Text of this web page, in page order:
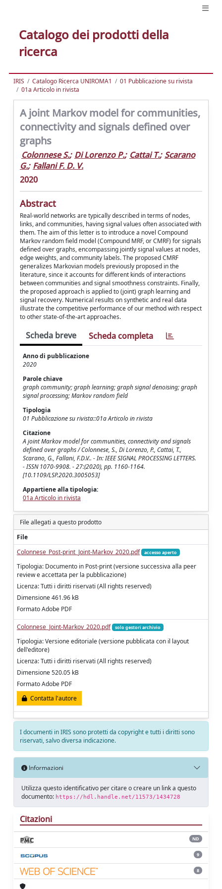
Catalogo dei prodotti della
ricerca
IRIS Catalogo Ricerca UNIROMA1
01 Pubblicazione su rivista
01a Articolo in rivista
A joint Markov model for communities,
connectivity and signals defined over
graphs
Colonnese S.; Di Lorenzo P.; Cattai T.; Scarano
G.; Fallani F. D. V.
2020
Abstract
Real-world networks are typically described in terms of nodes,
links, and communities, having signal values often associated with
them. The aim of this letter is to introduce a novel Compound
Markov random field model (Compound MRF, or CMRF) for signals
defined over graphs, encompassing jointly signal values at nodes,
edge weights, and community labels. The proposed CMRF
generalizes Markovian models previously proposed in the
literature, since it accounts for different kinds of interactions
between communities and signal smoothness constraints. Finally,
the proposed approach is applied to (joint) graph learning and
signal recovery. Numerical results on synthetic and real data
illustrate the competitive performance of our method with respect
to other state-of-the-art approaches.
Scheda breve Scheda completa
Anno di pubblicazione
2020
Parole chiave
graph community; graph learning; graph signal denoising; graph
signal processing; Markov random field
Tipologia
01 Pubblicazione su rivista::01a Articolo in rivista
Citazione
A joint Markov model for communities, connectivity and signals
defined over graphs / Colonnese, S., Di Lorenzo, P., Cattai, T.,
Scarano, G., Fallani, F.D.V.. - In: IEEE SIGNAL PROCESSING LETTERS.
- ISSN 1070-9908. - 27:(2020), pp. 1160-1164.
[10.1109/LSP.2020.3005053]
Appartiene alla tipologia:
01a Articolo in rivista
File allegati a questo prodotto
File
Colonnese_Post-print_Joint-Markov_2020.pdf
accesso aperto
Tipologia: Documento in Post-print (versione successiva alla peer
review e accettata per la pubblicazione)
Licenza: Tutti i diritti riservati (All rights reserved)
Dimensione 461.96 kB
Formato Adobe PDF
Colonnese_Joint-Markov_2020.pdf solo gestori archivio
Tipologia: Versione editoriale (versione pubblicata con il layout
dell'editore)
Licenza: Tutti i diritti riservati (All rights reserved)
Dimensione 520.05 kB
Formato Adobe PDF
Contatta l'autore
I documenti in IRIS sono protetti da copyright e tutti i diritti sono
riservati, salvo diversa indicazione.
Informazioni
Utilizza questo identificativo per citare o creare un link a questo
documento: https://hdl.handle.net/11573/1434728
Citazioni
ND
9
8